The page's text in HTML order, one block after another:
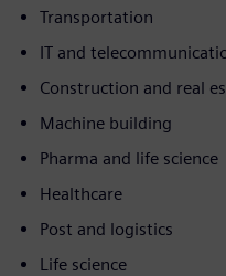
Transportation
IT and
Construction and real
Machine building
Pharma and life science
Healthcare
Post and logistics
Life science